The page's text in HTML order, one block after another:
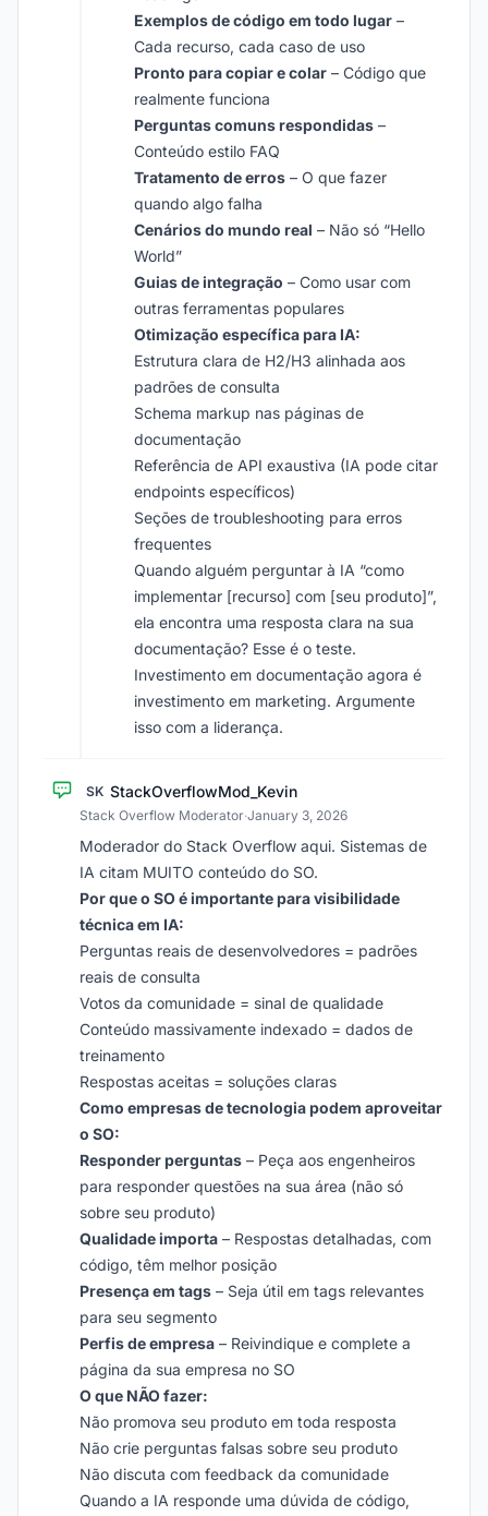
Exemplos de código em todo lugar –
Cada recurso, cada caso de uso
Pronto para copiar e colar – Código que
realmente funciona
Perguntas comuns respondidas –
Conteúdo estilo FAQ
Tratamento de erros – O que fazer
quando algo falha
Cenários do mundo real – Não só “Hello
World”
Guias de integração – Como usar com
outras ferramentas populares
Otimização específica para IA:
Estrutura clara de H2/H3 alinhada aos
padrões de consulta
Schema markup nas páginas de
documentação
Referência de API exaustiva (IA pode citar
endpoints específicos)
Seções de troubleshooting para erros
frequentes
Quando alguém perguntar à IA “como
implementar [recurso] com [seu produto]”,
ela encontra uma resposta clara na sua
documentação? Esse é o teste.
Investimento em documentação agora é
investimento em marketing. Argumente
isso com a liderança.
SK StackOverflowMod_Kevin
Stack Overflow Moderator·January 3, 2026
Moderador do Stack Overflow aqui. Sistemas de
IA citam MUITO conteúdo do SO.
Por que o SO é importante para visibilidade
técnica em IA:
Perguntas reais de desenvolvedores = padrões
reais de consulta
Votos da comunidade = sinal de qualidade
Conteúdo massivamente indexado = dados de
treinamento
Respostas aceitas = soluções claras
Como empresas de tecnologia podem aproveitar
o SO:
Responder perguntas – Peça aos engenheiros
para responder questões na sua área (não só
sobre seu produto)
Qualidade importa – Respostas detalhadas, com
código, têm melhor posição
Presença em tags – Seja útil em tags relevantes
para seu segmento
Perfis de empresa – Reivindique e complete a
página da sua empresa no SO
O que NÃO fazer:
Não promova seu produto em toda resposta
Não crie perguntas falsas sobre seu produto
Não discuta com feedback da comunidade
Quando a IA responde uma dúvida de código,